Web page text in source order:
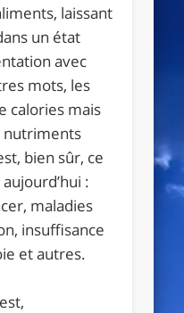
laissant
un état
avec
mots, les
calories mais
nutriments
bien sûr, ce
:
maladies
insuffisance
et autres.